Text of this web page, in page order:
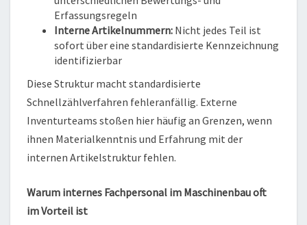
Erfassungsregeln
Interne Artikelnummern: Nicht jedes Teil ist
sofort über eine standardisierte Kennzeichnung
identifizierbar
Diese Struktur macht standardisierte
Schnellzählverfahren fehleranfällig. Externe
Inventurteams stoßen hier häufig an Grenzen, wenn
ihnen Materialkenntnis und Erfahrung mit der
internen Artikelstruktur fehlen.
Warum internes Fachpersonal im Maschinenbau oft
im Vorteil ist